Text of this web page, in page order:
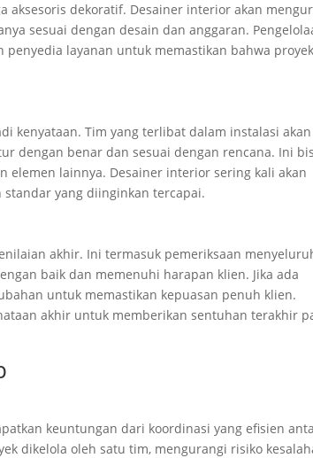
dekoratif. Desainer interior akan
sesuai dengan desain dan anggaran.
layanan untuk memastikan bahwa
kenyataan. Tim yang terlibat dalam instalasi akan
dengan benar dan sesuai dengan rencana. Ini
elemen lainnya. Desainer interior sering kali akan
yang diinginkan tercapai.
akhir. Ini termasuk pemeriksaan
baik dan memenuhi harapan klien. Jika ada
untuk memastikan kepuasan penuh klien.
akhir untuk memberikan sentuhan terakhir
keuntungan dari koordinasi yang efisien
dikelola oleh satu tim, mengurangi risiko